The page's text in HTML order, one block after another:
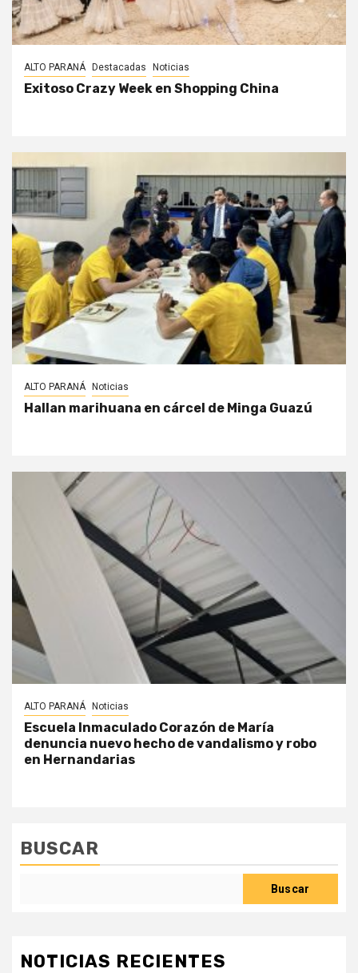
ALTO PARANÁ Destacadas Noticias
Exitoso Crazy Week en Shopping China
ALTO PARANÁ Noticias
Hallan marihuana en cárcel de Minga Guazú
ALTO PARANÁ Noticias
Escuela Inmaculado Corazón de María
denuncia nuevo hecho de vandalismo y robo
en Hernandarias
BUSCAR
Buscar
NOTICIAS RECIENTES